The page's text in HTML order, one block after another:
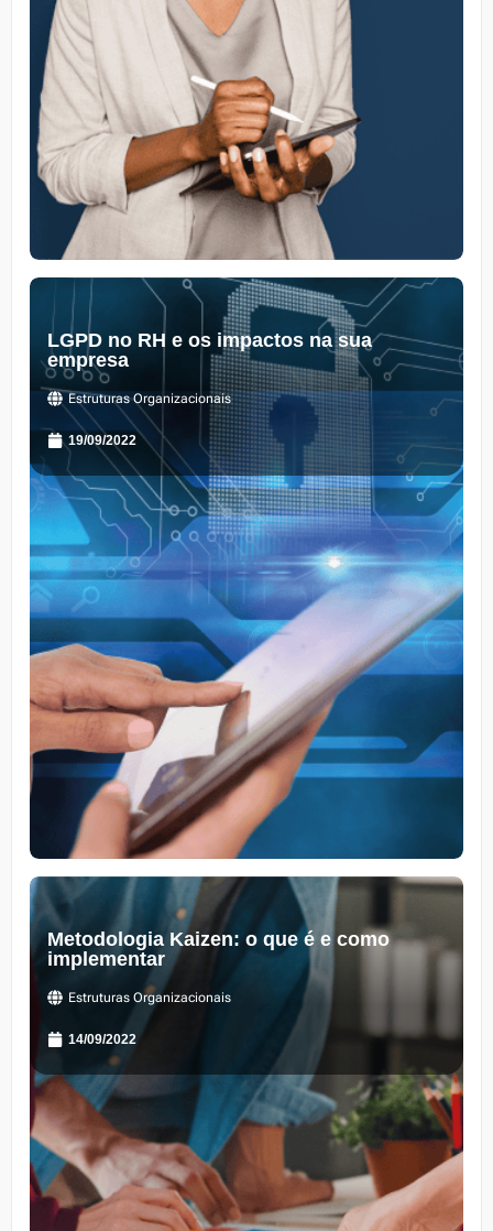
LGPD no RH e os impactos na sua
empresa
Estruturas Organizacionais
19/09/2022
Metodologia Kaizen: o que é e como
implementar
Estruturas Organizacionais
14/09/2022